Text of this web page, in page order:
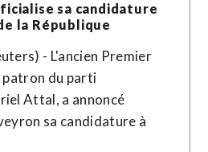
sa candidature
la République
- L'ancien Premier
du parti
Attal, a annoncé
sa candidature à